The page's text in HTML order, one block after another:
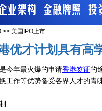
>> 美国IPO上市
优才计划具有高
今年最火爆的申请香港签证的
工作等优势备受各界人才的青睐